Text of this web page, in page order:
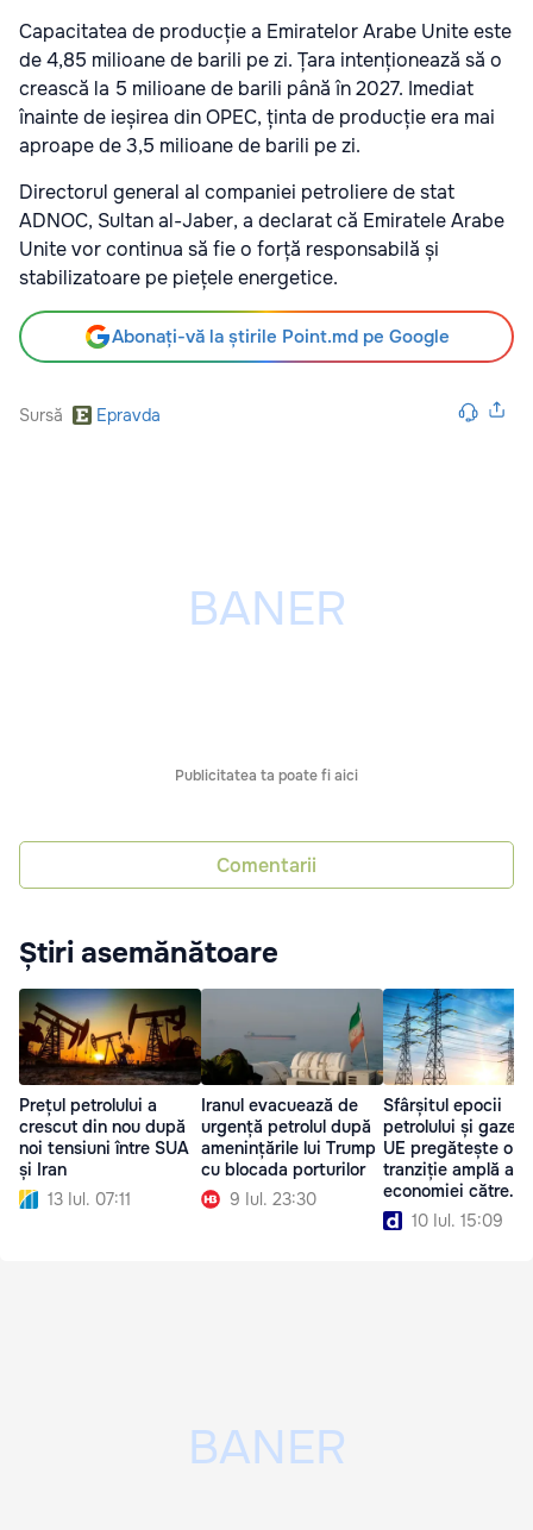
Capacitatea de producție a Emiratelor Arabe Unite este
de 4,85 milioane de barili pe zi. Țara intenționează să o
crească la 5 milioane de barili până în 2027. Imediat
înainte de ieșirea din OPEC, ținta de producție era mai
aproape de 3,5 milioane de barili pe zi.
Directorul general al companiei petroliere de stat
ADNOC, Sultan al-Jaber, a declarat că Emiratele Arabe
Unite vor continua să fie o forță responsabilă și
stabilizatoare pe piețele energetice.
Abonați-vă la știrile Point.md pe Google
Sursă Epravda
Publicitatea ta poate fi aici
Comentarii
Știri asemănătoare
Prețul petrolului a
crescut din nou după
noi tensiuni între SUA
și Iran
13 Iul. 07:11
Iranul evacuează de
urgență petrolul după
amenințările lui Trump
cu blocada porturilor
9 Iul. 23:30
Sfârșitul epocii
petrolului și
UE pregătește o
tranziție amplă a
economiei către
energia electrică
10 Iul. 15:09